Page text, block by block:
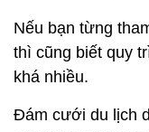
Nếu bạn từng
thì cũng biết quy
khá nhiều.
Đám cưới du lịch